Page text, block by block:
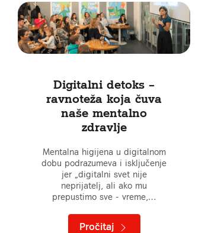
Digitalni detoks –
ravnoteža koja čuva
naše mentalno
zdravlje
Mentalna higijena u digitalnom
dobu podrazumeva i isključenje
jer „digitalni svet nije
neprijatelj, ali ako mu
prepustimo sve - vreme,…
Pročitaj